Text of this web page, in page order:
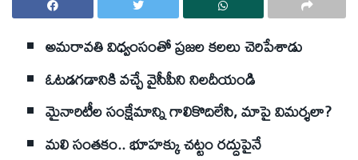
అమరావతి విధ్వంసంతో ప్రజల కలలు చెరిపేశాడు
ఓటడగడానికి వచ్చే వైసీపీని నిలదీయండి
మైనారిటీల సంక్షేమాన్ని గాలికొదిలేసి, మాపై విమర్శలా?
మలి సంతకం.. భూహక్కు చట్టం రద్దుపైనే